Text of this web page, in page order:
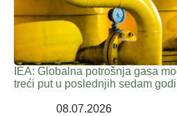
IEA: Globalna potrošnja gasa
treći put u poslednjih sedam
08.07.2026